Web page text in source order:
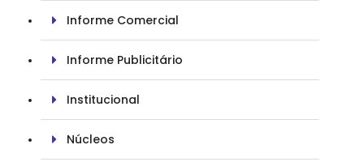
Informe Comercial
Informe Publicitário
Institucional
Núcleos